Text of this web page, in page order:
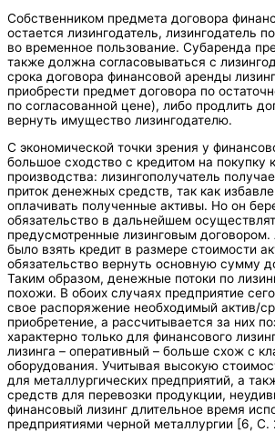
Собственником предмета договора
остается лизингодатель, лизингодатель
во временное пользование. Субаренда
также должна согласовываться с
срока договора финансовой аренды
приобрести предмет договора по
по согласованной цене), либо продлить
вернуть имущество лизингодателю.
С экономической точки зрения у
большое сходство с кредитом на покупку
производства: лизингополучатель
приток денежных средств, так как
оплачивать полученные активы. Но он
обязательство в дальнейшем
предусмотренные лизинговым
было взять кредит в размере стоимости
обязательство вернуть основную сумму
Таким образом, денежные потоки по
похожи. В обоих случаях предприятие
свое распоряжение необходимый актив/
приобретение, а рассчитывается за них
характерно только для финансового
лизинга – оперативный – больше схож с
оборудования. Учитывая высокую
для металлургических предприятий, а
средств для перевозки продукции,
финансовый лизинг длительное время
предприятиями черной металлургии [6,